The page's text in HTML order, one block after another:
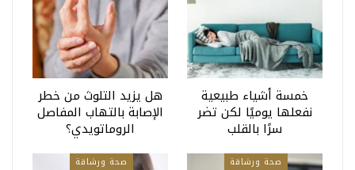
خمسة أشياء طبيعية
نفعلها يوميًا لكن تضر
سرًا بالقلب
هل يزيد التلوث من خطر
الإصابة بالتهاب المفاصل
الروماتويدي؟
صحة ورشاقة صحة ورشاقة